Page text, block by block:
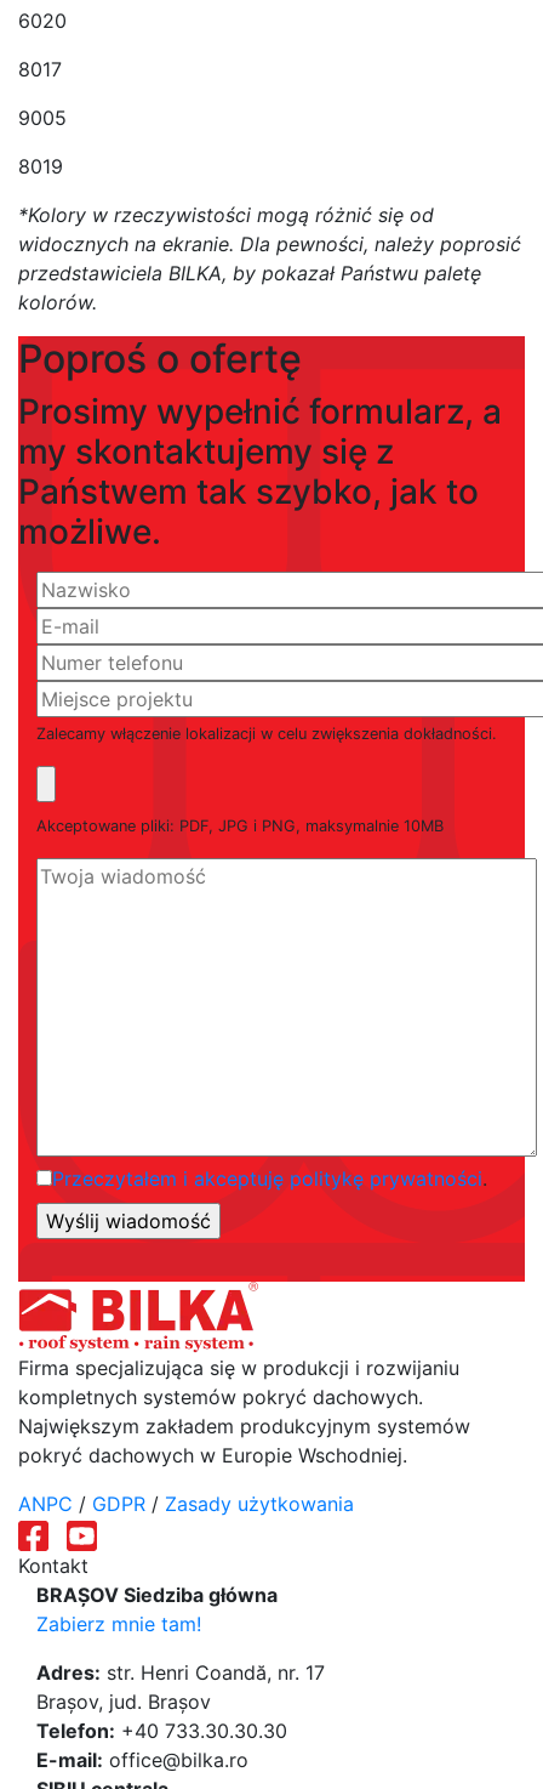
6020
8017
9005
8019
*Kolory w rzeczywistości mogą różnić się od
widocznych na ekranie. Dla pewności, należy poprosić
przedstawiciela BILKA, by pokazał Państwu paletę
kolorów.
Poproś o ofertę
Prosimy wypełnić formularz, a
my skontaktujemy się z
Państwem tak szybko, jak to
możliwe.
Zalecamy włączenie lokalizacji w celu zwiększenia dokładności.
Akceptowane pliki: PDF, JPG i PNG, maksymalnie 10MB
Przeczytałem i akceptuję politykę prywatności.
Firma specjalizująca się w produkcji i rozwijaniu
kompletnych systemów pokryć dachowych.
Największym zakładem produkcyjnym systemów
pokryć dachowych w Europie Wschodniej.
ANPC / GDPR / Zasady użytkowania
Kontakt
BRAȘOV Siedziba główna
Zabierz mnie tam!
Adres: str. Henri Coandă, nr. 17
Brașov, jud. Brașov
Telefon: +40 733.30.30.30
E-mail: office@bilka.ro